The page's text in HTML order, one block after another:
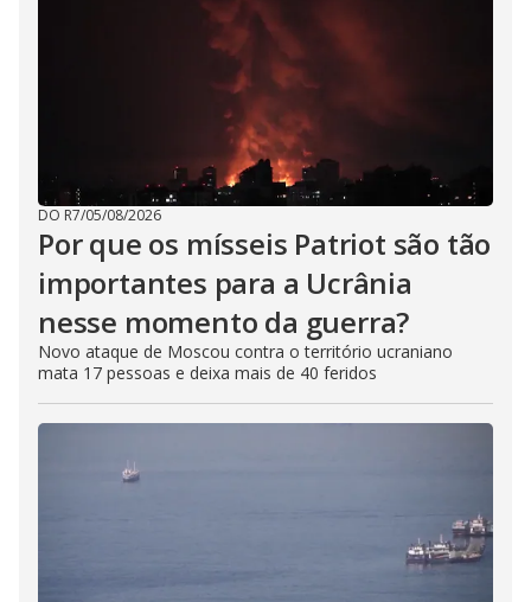
DO R7/05/08/2026
Por que os mísseis Patriot são tão
importantes para a Ucrânia
nesse momento da guerra?
Novo ataque de Moscou contra o território ucraniano
mata 17 pessoas e deixa mais de 40 feridos